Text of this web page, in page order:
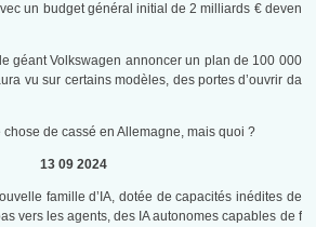
un budget général initial de 2 milliards € deven
géant Volkswagen annoncer un plan de 100 000
vu sur certains modèles, des portes d’ouvrir da
chose de cassé en Allemagne, mais quoi ?
13 09 2024
famille d’IA, dotée de capacités inédites de
vers les agents, des IA autonomes capables de f